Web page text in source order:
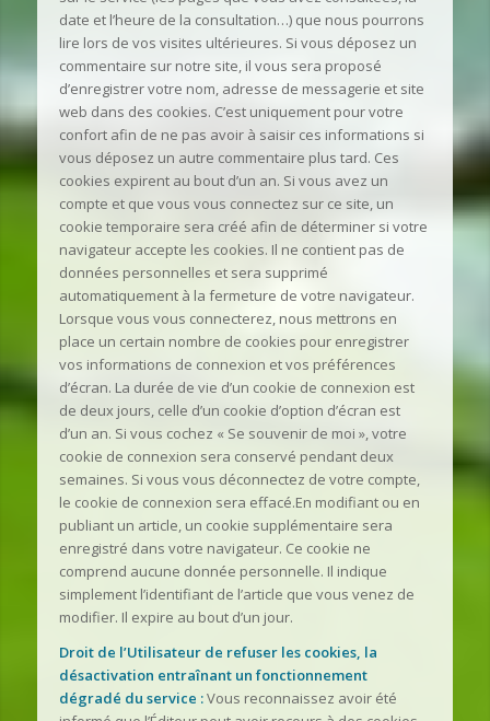
date et l’heure de la consultation…) que nous pourrons
lire lors de vos visites ultérieures. Si vous déposez un
commentaire sur notre site, il vous sera proposé
d’enregistrer votre nom, adresse de messagerie et site
web dans des cookies. C’est uniquement pour votre
confort afin de ne pas avoir à saisir ces informations si
vous déposez un autre commentaire plus tard. Ces
cookies expirent au bout d’un an. Si vous avez un
compte et que vous vous connectez sur ce site, un
cookie temporaire sera créé afin de déterminer si votre
navigateur accepte les cookies. Il ne contient pas de
données personnelles et sera supprimé
automatiquement à la fermeture de votre navigateur.
Lorsque vous vous connecterez, nous mettrons en
place un certain nombre de cookies pour enregistrer
vos informations de connexion et vos préférences
d’écran. La durée de vie d’un cookie de connexion est
de deux jours, celle d’un cookie d’option d’écran est
d’un an. Si vous cochez « Se souvenir de moi », votre
cookie de connexion sera conservé pendant deux
semaines. Si vous vous déconnectez de votre compte,
le cookie de connexion sera effacé.En modifiant ou en
publiant un article, un cookie supplémentaire sera
enregistré dans votre navigateur. Ce cookie ne
comprend aucune donnée personnelle. Il indique
simplement l’identifiant de l’article que vous venez de
modifier. Il expire au bout d’un jour.
Droit de l’Utilisateur de refuser les cookies, la
désactivation entraînant un fonctionnement
dégradé du service :Vous reconnaissez avoir été